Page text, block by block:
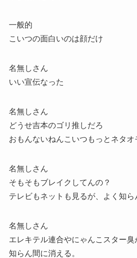
一般的
こいつの面白いのは顔だけ
名無しさん
いい宣伝なった
名無しさん
どうせ吉本のゴリ推しだろ
おもんないねんこいつもっとネタ
名無しさん
そもそもブレイクしてんの？
テレビもネットも見るが、よく知ら
名無しさん
エレキテル連合やにゃんこスター臭
知らん間に消える。